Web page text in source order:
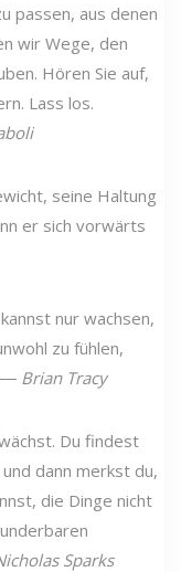
passen, aus denen
wir Wege, den
Hören Sie auf,
Lass los.
seine Haltung
er sich vorwärts
nur wachsen,
zu fühlen,
― Brian Tracy
Du findest
dann merkst du,
die Dinge nicht
Sparks